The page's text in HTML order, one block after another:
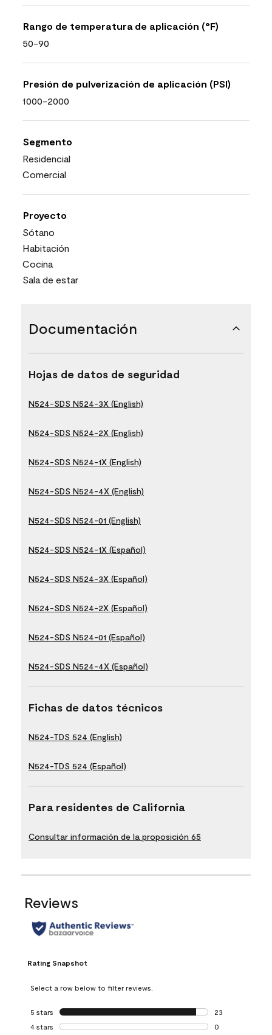
Rango de temperatura de aplicación (°F)
50-90
Presión de pulverización de aplicación (PSI)
1000-2000
Segmento
Residencial
Comercial
Proyecto
Sótano
Habitación
Cocina
Sala de estar
Documentación
Hojas de datos de seguridad
N524-SDS N524-3X (English)
N524-SDS N524-2X (English)
N524-SDS N524-1X (English)
N524-SDS N524-4X (English)
N524-SDS N524-01 (English)
N524-SDS N524-1X (Español)
N524-SDS N524-3X (Español)
N524-SDS N524-2X (Español)
N524-SDS N524-01 (Español)
N524-SDS N524-4X (Español)
Fichas de datos técnicos
N524-TDS 524 (English)
N524-TDS 524 (Español)
Para residentes de California
Consultar información de la proposición 65
Reviews
Rating Snapshot
Select a row below to filter reviews.
5 stars stars
23
23 reviews with
4 stars stars
0